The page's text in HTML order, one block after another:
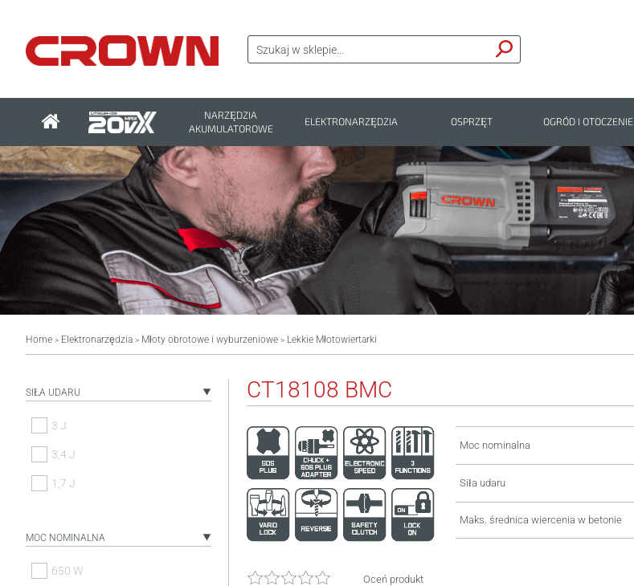
NARZĘDZIA
AKUMULATOROWE
ELEKTRONARZĘDZIA OSPRZĘT OGRÓD I OTOCZENIE
Home > Elektronarzędzia > Młoty obrotowe i wyburzeniowe > Lekkie Młotowiertarki
SIŁA UDARU
3 J
3,4 J
1,7 J
MOC NOMINALNA
650 W
CT18108 BMC
Moc nominalna
Siła udaru
Maks. średnica wiercenia w betonie
Oceń produkt